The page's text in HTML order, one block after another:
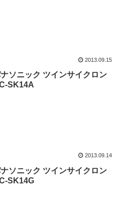
2013.09.15
ソニック ツインサイクロン
SK14A
2013.09.14
ソニック ツインサイクロン
SK14G